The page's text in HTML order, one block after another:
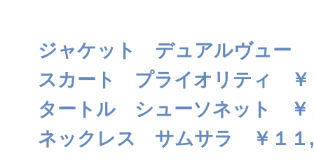
ジャケット デュアルヴュー
スカート プライオリティ ￥
タートル シューソネット ￥
ネックレス サムサラ ￥１１,